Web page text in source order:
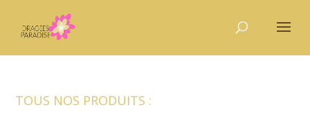
TOUS NOS PRODUITS :